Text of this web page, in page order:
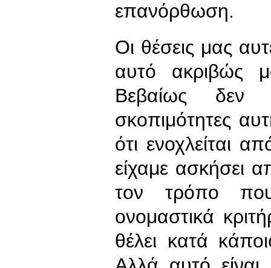
επανόρθωση.
Οι θέσεις μας
αυτό ακριβώς
Βεβαίως δεν
σκοπιμότητες
ότι ενοχλείται
είχαμε ασκήσει
τον τρόπο
ονομαστικά
θέλει κατά